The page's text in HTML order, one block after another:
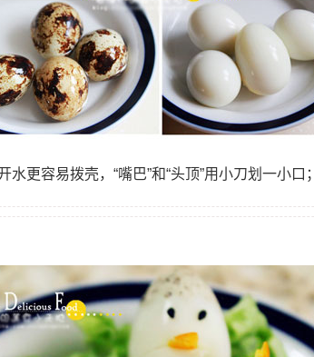
更容易拨壳，“嘴巴”和“头顶”用小刀划一小口；